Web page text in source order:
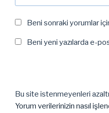
Beni sonraki yorumlar
Beni yeni yazılarda e-
Bu site istenmeyenleri
Yorum verilerinizin nasıl